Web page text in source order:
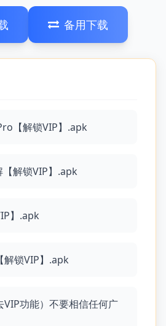
备用下载
【解锁VIP】.apk
解锁VIP】.apk
】.apk
解锁VIP】.apk
VIP功能）不要相信任何广